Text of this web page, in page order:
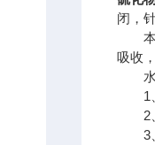
闭，
本产
吸收
水
1、
2、
3、